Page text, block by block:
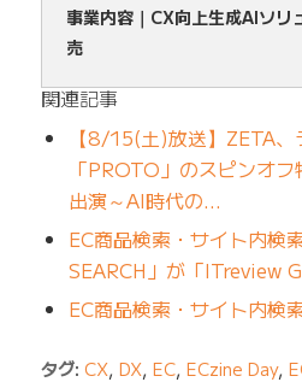
事業内容｜CX向上生成AIソリ
売
関連記事
【8/15(土)放送】ZETA、
「PROTO」のスピンオ
出演～AI時代の…
EC商品検索・サイト内検
SEARCH」が「ITreview
EC商品検索・サイト内検
タグ: CX, DX, EC, ECzine Day,